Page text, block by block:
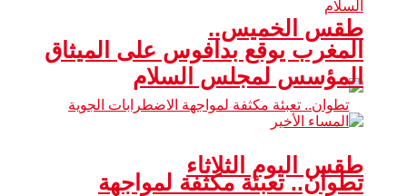
طقس الخميس..
تطوان.. تعبئة مكثفة لمواجهة
المغرب يوقع بدافوس على الميثاق
المؤسس لمجلس السلام
طقس اليوم الثلاثاء